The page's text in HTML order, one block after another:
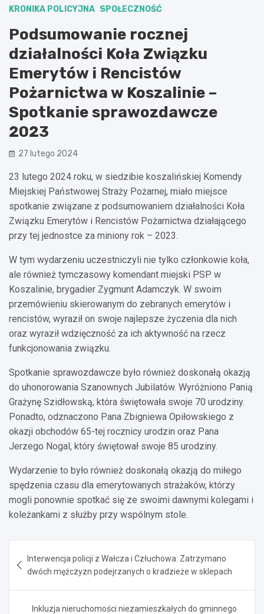
KRONIKA POLICYJNA SPOŁECZNOŚĆ
Podsumowanie rocznej
działalności Koła Związku
Emerytów i Rencistów
Pożarnictwa w Koszalinie –
Spotkanie sprawozdawcze
2023
27 lutego 2024
23 lutego 2024 roku, w siedzibie koszalińskiej Komendy
Miejskiej Państwowej Straży Pożarnej, miało miejsce
spotkanie związane z podsumowaniem działalności Koła
Związku Emerytów i Rencistów Pożarnictwa działającego
przy tej jednostce za miniony rok – 2023.
W tym wydarzeniu uczestniczyli nie tylko członkowie koła,
ale również tymczasowy komendant miejski PSP w
Koszalinie, brygadier Zygmunt Adamczyk. W swoim
przemówieniu skierowanym do zebranych emerytów i
rencistów, wyraził on swoje najlepsze życzenia dla nich
oraz wyraził wdzięczność za ich aktywność na rzecz
funkcjonowania związku.
Spotkanie sprawozdawcze było również doskonałą okazją
do uhonorowania Szanownych Jubilatów. Wyróżniono Panią
Grażynę Szidłowską, która świętowała swoje 70 urodziny.
Ponadto, odznaczono Pana Zbigniewa Opiłowskiego z
okazji obchodów 65-tej rocznicy urodzin oraz Pana
Jerzego Nogal, który świętował swoje 85 urodziny.
Wydarzenie to było również doskonałą okazją do miłego
spędzenia czasu dla emerytowanych strażaków, którzy
mogli ponownie spotkać się ze swoimi dawnymi kolegami i
koleżankami z służby przy wspólnym stole.
wpisu
Interwencja policji z Wałcza i Człuchowa: Zatrzymano
dwóch mężczyzn podejrzanych o kradzieże w sklepach
Inkluzja nieruchomości niezamieszkałych do gminnego